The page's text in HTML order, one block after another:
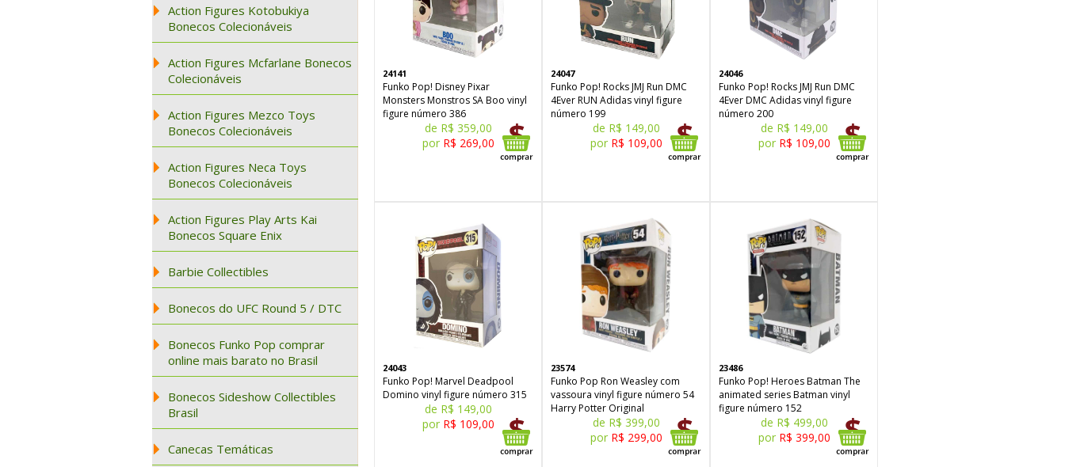
Action Figures Kotobukiya
Bonecos Colecionáveis
Action Figures Mcfarlane Bonecos
Colecionáveis
Action Figures Mezco Toys
Bonecos Colecionáveis
Action Figures Neca Toys
Bonecos Colecionáveis
Action Figures Play Arts Kai
Bonecos Square Enix
Barbie Collectibles
Bonecos do UFC Round 5 / DTC
Bonecos Funko Pop comprar
online mais barato no Brasil
Bonecos Sideshow Collectibles
Brasil
Canecas Temáticas
24141
Funko Pop! Disney Pixar
Monsters Monstros SA Boo vinyl
figure número 386
de R$ 359,00
por R$ 269,00
24047
Funko Pop! Rocks JMJ Run DMC
4Ever RUN Adidas vinyl figure
número 199
de R$ 149,00
por R$ 109,00
24046
Funko Pop! Rocks JMJ Run DMC
4Ever DMC Adidas vinyl figure
número 200
de R$ 149,00
por R$ 109,00
24043
Funko Pop! Marvel Deadpool
Domino vinyl figure número 315
de R$ 149,00
por R$ 109,00
23574
Funko Pop Ron Weasley com
vassoura vinyl figure número 54
Harry Potter Original
de R$ 399,00
por R$ 299,00
23486
Funko Pop! Heroes Batman The
animated series Batman vinyl
figure número 152
de R$ 499,00
por R$ 399,00